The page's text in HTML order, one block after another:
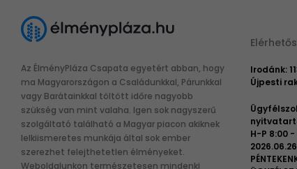
Az ÉlményPláza Csapata egyetért abban, hogy
ma Magyarországon a Családunkkal, Párunkkal
vagy Barátainkkal töltött időre nagyobb
szükség van mint valaha. Igen sok nagyszerű
szolgáltató található a Magyar piacon akiknek
lelkiismeretes munkája által sok ember
szerezhet felejthetetlen élményeket.
Weboldalunkon természetesen mindenki
Irodánk:
Újpesti
H-P 8:00 -